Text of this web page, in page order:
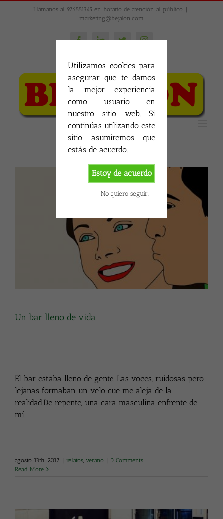
Utilizamos cookies para
asegurar que te damos
la mejor experiencia
como usuario en
nuestro sitio web. Si
continúas utilizando este
sitio asumiremos que
estás de acuerdo.
Estoy de acuerdo
No quiero seguir.
Llámanos al 976881345 en horario de atención al público
marketing@bejalon.com
FacebookLinkedInTwitterInstagram
Un bar lleno de vida
El bar estaba lleno de gente. Las voces, ruidosas pero
lejanas formaban un velo que me aleja de la
realidad.De repente, una cara masculina enfrente de
mí.
agosto 13th, 2017 relatos, verano
0 Comments
Read More